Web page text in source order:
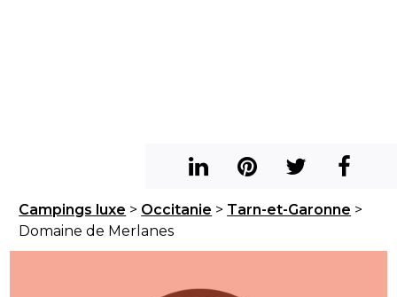
Campings luxe > Occitanie > Tarn-et-Garonne >
Domaine de Merlanes